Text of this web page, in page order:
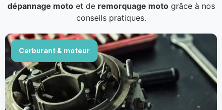
dépannage motoet de remorquage motogrâce à nos
conseils pratiques.
Carburant & moteur